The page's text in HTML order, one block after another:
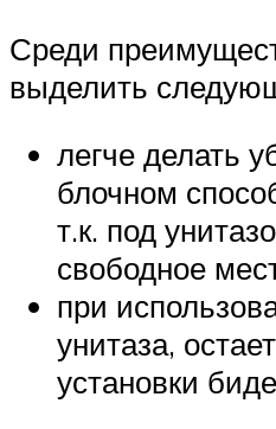
Среди
выделить
легче делать
блочном
т.к. под
свободное
при
унитаза,
установки